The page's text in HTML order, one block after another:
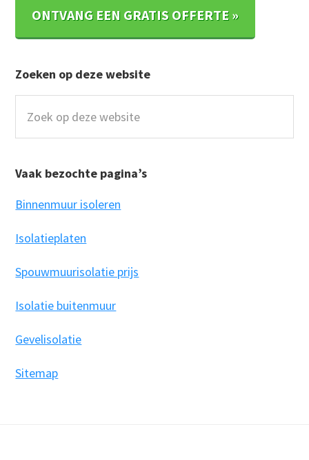
ONTVANG EEN GRATIS OFFERTE »
Zoeken op deze website
op
Vaak bezochte pagina’s
Binnenmuur isoleren
Isolatieplaten
Spouwmuurisolatie prijs
Isolatie buitenmuur
Gevelisolatie
Sitemap